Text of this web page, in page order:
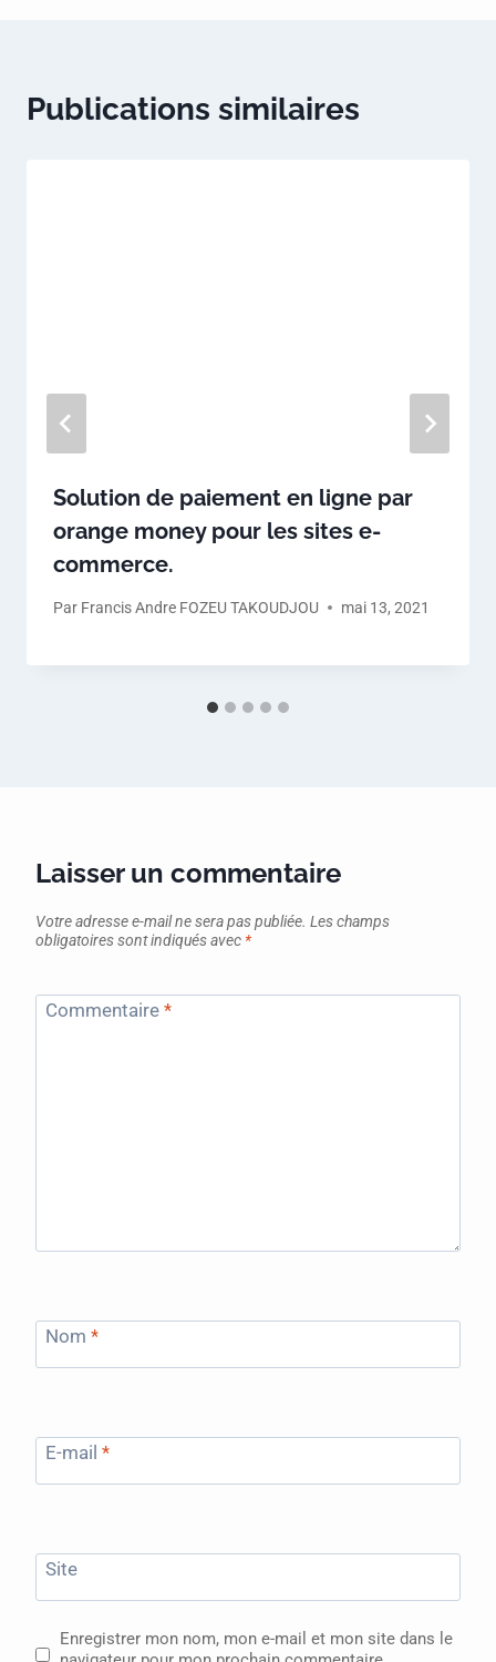
Publications similaires
Solution de paiement en ligne par
orange money pour les sites e-
commerce.
Par Francis Andre FOZEU TAKOUDJOU mai 13, 2021
Laisser un commentaire
Votre adresse e-mail ne sera pas publiée. Les champs
obligatoires sont indiqués avec *
Commentaire *
Nom *
E-mail *
Site
Enregistrer mon nom, mon e-mail et mon site dans le